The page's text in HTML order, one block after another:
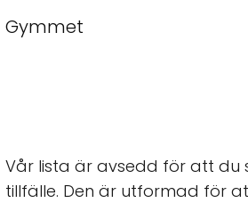
Gymmet
Vår lista är avsedd för att du
tillfälle. Den är utformad för